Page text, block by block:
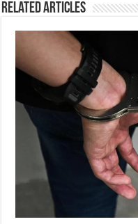
Related Articles